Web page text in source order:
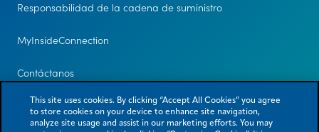
Responsabilidad de la cadena de suministro
MyInsideConnection
Contáctanos
This site uses cookies. By clicking “Accept All Cookies” you agree
to store cookies on your device to enhance site navigation,
analyze site usage and assist in our marketing efforts. You may